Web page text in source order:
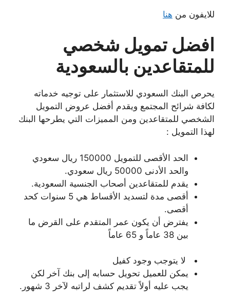
للايفون من هنا
افضل تمويل شخصي
للمتقاعدين بالسعودية
يحرص البنك السعودي للاستثمار على توجيه خدماته
لكافة شرائح المجتمع ويقدم أفضل عروض التمويل
الشخصي للمتقاعدين ومن المميزات التي يطرحها البنك
لهذا التمويل :
الحد الأقصى للتمويل 150000 ريال سعودي
والحد الأدنى 50000 ريال سعودي.
يقدم للمتقاعدين أصحاب الجنسية السعودية.
أقصى مدة لتسديد الأقساط هي 5 سنوات كحد
أقصى.
يفترض أن يكون عمر المتقدم على القرض ما
بين 38 عاماً و 65 عاماً
لا يتوجب وجود كفيل
يمكن للعميل تحويل حسابه إلى بنك آخر لكن
يجب عليه أولاً تقديم كشف لراتبه لآخر 3 شهور.